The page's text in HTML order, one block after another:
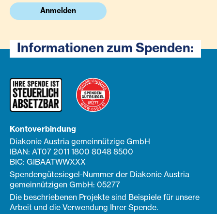
Anmelden
Informationen zum Spenden:
Kontoverbindung
Diakonie Austria gemeinnützige GmbH
IBAN: AT07 2011 1800 8048 8500
BIC: GIBAATWWXXX
Spendengütesiegel-Nummer der Diakonie Austria
gemeinnützigen GmbH: 05277
Die beschriebenen Projekte sind Beispiele für unsere
Arbeit und die Verwendung Ihrer Spende.